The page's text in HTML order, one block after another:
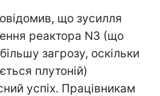
що зусилля
реактора N3 (що
загрозу, оскільки
плутоній)
успіх. Працівникам